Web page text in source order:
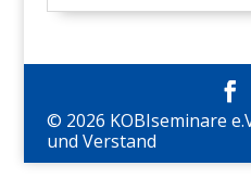
© 2026 KOBIseminare
und Verstand